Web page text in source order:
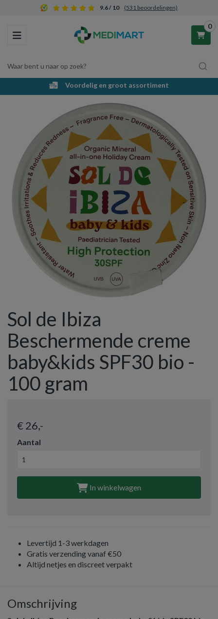
9.6 / 10 (531 beoordelingen)
Toggle navigation
Waar bent u naar op zoek?
0
Winkelwagen
Uw winkelwagen is leeg.
Vul hem met producten.
Voordelig en groot assortiment
Sol de Ibiza
Beschermende creme
baby&kids SPF30 bio -
100 gram
€ 26,-
Aantal
In winkelwagen
Levertijd 1-3 werkdagen
Gratis verzending vanaf €50
Altijd netjes en discreet verpakt
Omschrijving